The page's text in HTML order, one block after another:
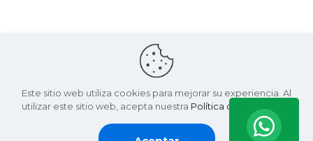
Santa Natura ©2026 | Living Green International SAC
Este sitio web utiliza cookies para mejorar su experiencia. Al
utilizar este sitio web, acepta nuestra Política de Privacidad